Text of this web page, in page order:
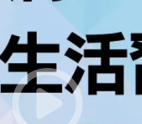
チャレンジ